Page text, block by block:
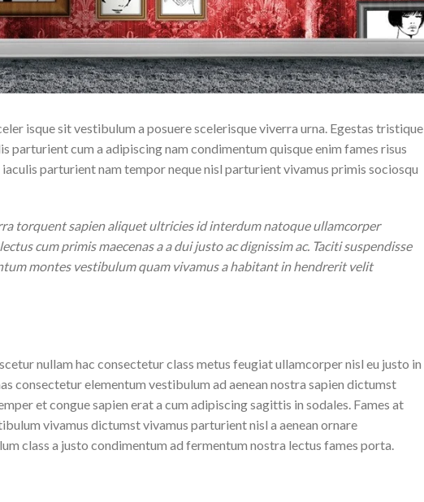
isque sit vestibulum a posuere scelerisque viverra urna. Egestas tristique
cum a adipiscing nam condimentum quisque enim fames risus
parturient nam tempor neque nisl parturient vivamus primis sociosqu
torquent sapien aliquet ultricies id interdum natoque ullamcorper
cum primis maecenas a a dui justo ac dignissim ac. Taciti suspendisse
montes vestibulum quam vivamus a habitant in hendrerit velit
nullam hac consectetur class metus feugiat ullamcorper nisl eu justo in
consectetur elementum vestibulum ad aenean nostra sapien dictumst
et congue sapien erat a cum adipiscing sagittis in sodales. Fames at
vivamus dictumst vivamus parturient nisl a aenean ornare
class a justo condimentum ad fermentum nostra lectus fames porta.